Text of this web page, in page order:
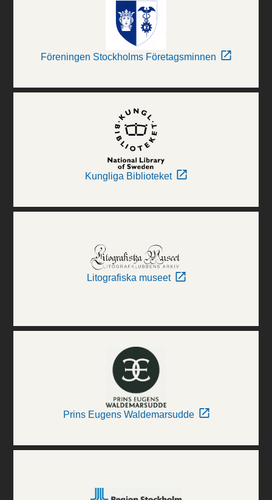
Föreningen Stockholms Företagsminnen
Kungliga Biblioteket
Litografiska museet
Prins Eugens Waldemarsudde